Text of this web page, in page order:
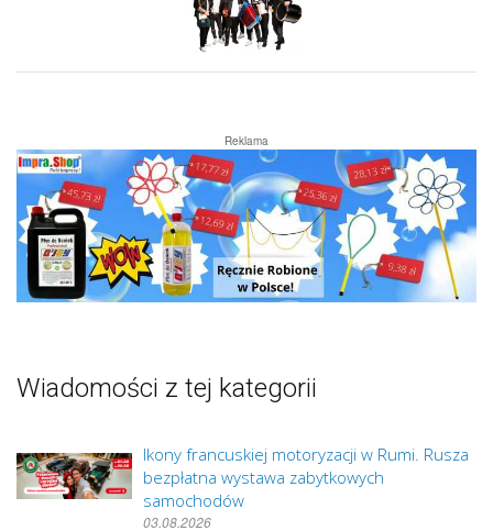
Reklama
Wiadomości z tej kategorii
Ikony francuskiej motoryzacji w Rumi. Rusza
bezpłatna wystawa zabytkowych
samochodów
03.08.2026